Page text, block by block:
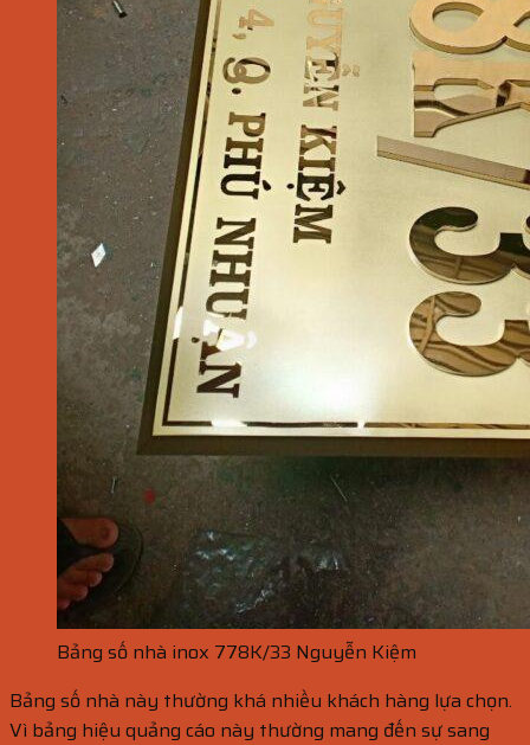
Bảng số nhà inox 778K/33 Nguyễn Kiệm
Bảng số nhà này thường khá nhiều khách hàng lựa chọn.
Vì bảng hiệu quảng cáo này thường mang đến sự sang